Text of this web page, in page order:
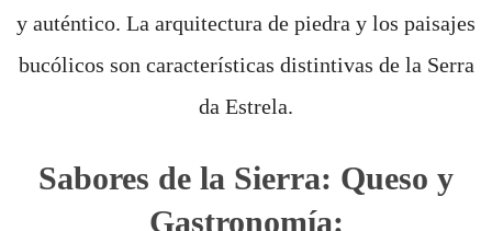
y auténtico. La arquitectura de piedra y los paisajes
bucólicos son características distintivas de la Serra
da Estrela.
Sabores de la Sierra: Queso y
Gastronomía: